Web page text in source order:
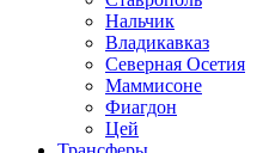
Нальчик
Владикавказ
Северная Осетия
Маммисоне
Фиагдон
Цей